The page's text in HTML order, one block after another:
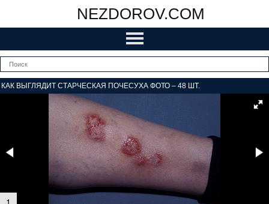
NEZDOROV.COM
КАК ВЫГЛЯДИТ СТАРЧЕСКАЯ ПОЧЕСУХА ФОТО – 48 ШТ.
1